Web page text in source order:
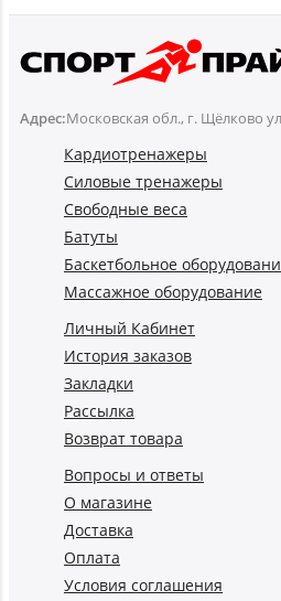
Адрес:Московская обл., г. Щёлково
Кардиотренажеры
Силовые тренажеры
Свободные веса
Батуты
Баскетбольное
Массажное оборудование
Личный Кабинет
История заказов
Закладки
Рассылка
Возврат товара
Вопросы и ответы
О магазине
Доставка
Оплата
Условия соглашения